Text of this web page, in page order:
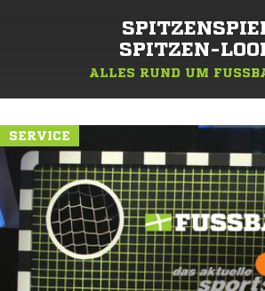
SPITZEN-
ALLES RUND UM
SERVICE